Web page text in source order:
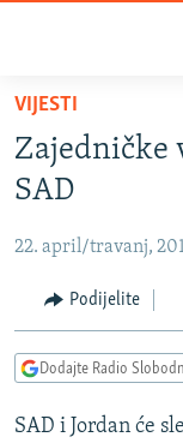
Pređite
glavni
sadržaj
na
navigaciju
Pređite
na
VIJESTI
BOSNA I
KOSOVO
CRNA GORA
VIDEO
FOTOGALERIJE
PODCASTI
RAT U UKRAJINI
VIJESTI
Zajedničke
SAD
22. april/travanj,
Podijelite
Dodajte Radio
SAD i Jordan će